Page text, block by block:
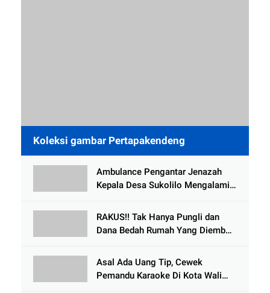
Koleksi gambar Pertapakendeng
Ambulance Pengantar Jenazah
Kepala Desa Sukolilo Mengalami
Meninggal Dunia
RAKUS!! Tak Hanya Pungli dan
Dana Bedah Rumah Yang Diembat,
Tlogowungu, di Duga
Selewengkan Bantuan Mushola
Asal Ada Uang Tip, Cewek
Pemandu Karaoke Di Kota Wali